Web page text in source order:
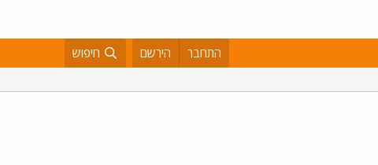
התחבר הירשם חיפוש